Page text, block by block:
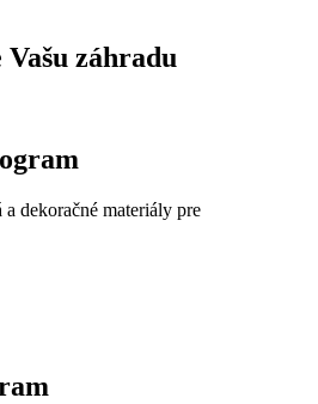
záhradu
dekoračné materiály pre